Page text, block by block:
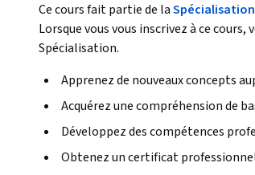
Ce cours fait partie de la
Lorsque vous vous inscrivez à ce
Spécialisation.
Apprenez de nouveaux concepts
Acquérez une compréhension de
Développez des compétences
Obtenez un certificat